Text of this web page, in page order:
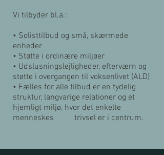
Vi tilbyder bl.a.:
• Solisttilbud og små, skærmede
enheder
• Støtte i ordinære miljøer
• Udslusningslejligheder, efterværn og
støtte i overgangen til voksenlivet (ALD)
• Fælles for alle tilbud er en tydelig
struktur, langvarige relationer og et
hjemligt miljø, hvor det enkelte
menneskes trivsel er i centrum.